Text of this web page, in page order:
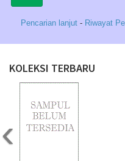
Pencarian lanjut - Riwayat
KOLEKSI TERBARU
‹